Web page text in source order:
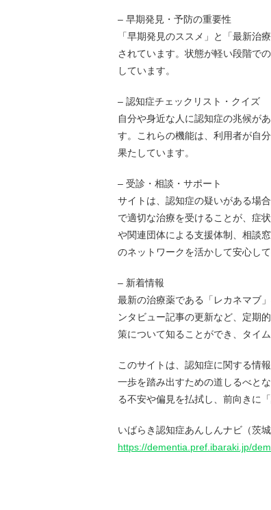
– 早期発見・予防の重要性
「早期発見のススメ」と「最新治
されています。状態が軽い段階で
しています。
– 認知症チェックリスト・クイズ
自分や身近な人に認知症の兆候が
す。これらの機能は、利用者が自
果たしています。
– 受診・相談・サポート
サイトは、認知症の疑いがある場
で適切な治療を受けることが、症
や関連団体による支援体制、相談
のネットワークを活かして安心し
– 新着情報
最新の治療薬である「レカネマブ
ンタビュー記事の更新など、定期
策について知ることができ、タイ
このサイトは、認知症に関する情
一歩を踏み出すための道しるべと
る不安や偏見を払拭し、前向きに
いばらき認知症あんしんナビ（茨城
https://dementia.pref.ibaraki.jp/